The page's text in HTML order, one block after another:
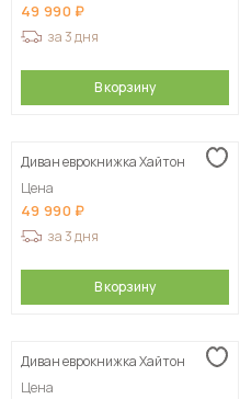
49 990
за 3 дня
В корзину
Диван еврокнижка Хайтон
Цена
49 990
за 3 дня
В корзину
Диван еврокнижка Хайтон
Цена